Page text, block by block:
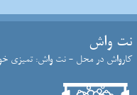
نت واش
کارواش در محل - نت واش: تمیزی